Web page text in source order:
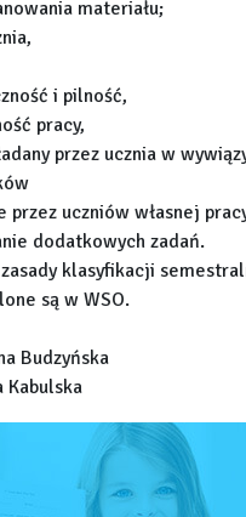
materiału;
i pilność,
pracy,
przez ucznia w
przez uczniów własnej
dodatkowych zadań.
klasyfikacji
są w WSO.
Budzyńska
Kabulska